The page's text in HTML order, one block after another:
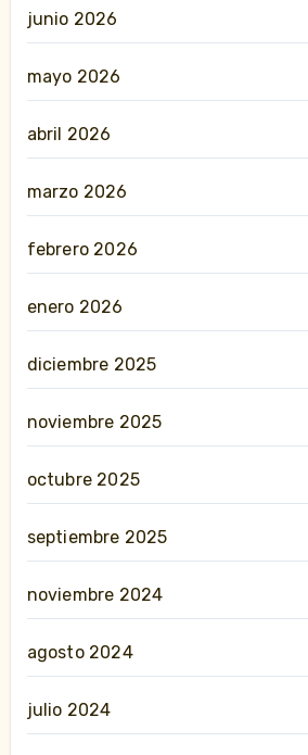
junio 2026
mayo 2026
abril 2026
marzo 2026
febrero 2026
enero 2026
diciembre 2025
noviembre 2025
octubre 2025
septiembre 2025
noviembre 2024
agosto 2024
julio 2024